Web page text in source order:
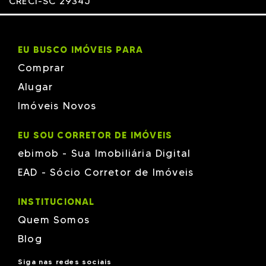
RAISER
RV
Schama
Schmitz
Silva Packer
Tatacon
TH
Vieira & Moresco
ZANELLA
EU BUSCO IMÓVEIS PARA
Comprar
Alugar
Imóveis Novos
EU SOU CORRETOR DE IMÓVEIS
ebimob - Sua Imobiliária Digital
EAD - Sócio Corretor de Imóveis
INSTITUCIONAL
Quem Somos
Blog
Siga nas redes sociais